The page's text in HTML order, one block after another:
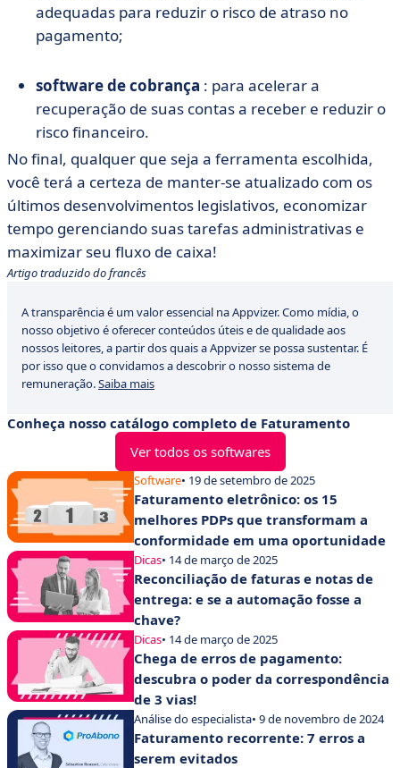
adequadas para reduzir o risco de atraso no
pagamento;
software de cobrança : para acelerar a
recuperação de suas contas a receber e reduzir o
risco financeiro.
No final, qualquer que seja a ferramenta escolhida,
você terá a certeza de manter-se atualizado com os
últimos desenvolvimentos legislativos, economizar
tempo gerenciando suas tarefas administrativas e
maximizar seu fluxo de caixa!
Artigo traduzido do francês
A transparência é um valor essencial na Appvizer. Como mídia, o
nosso objetivo é oferecer conteúdos úteis e de qualidade aos
nossos leitores, a partir dos quais a Appvizer se possa sustentar. É
por isso que o convidamos a descobrir o nosso sistema de
remuneração.Saiba mais
Conheça nosso catálogo completo de Faturamento
Ver todos os softwares
Software• 19 de setembro de 2025
Faturamento eletrônico: os 15
melhores PDPs que transformam a
conformidade em uma oportunidade
Dicas• 14 de março de 2025
Reconciliação de faturas e notas de
entrega: e se a automação fosse a
chave?
Dicas• 14 de março de 2025
Chega de erros de pagamento:
descubra o poder da correspondência
de 3 vias!
Análise do especialista• 9 de novembro de 2024
Faturamento recorrente: 7 erros a
serem evitados